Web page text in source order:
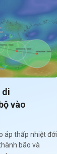
di
vào
áp thấp nhiệt đới
bão và